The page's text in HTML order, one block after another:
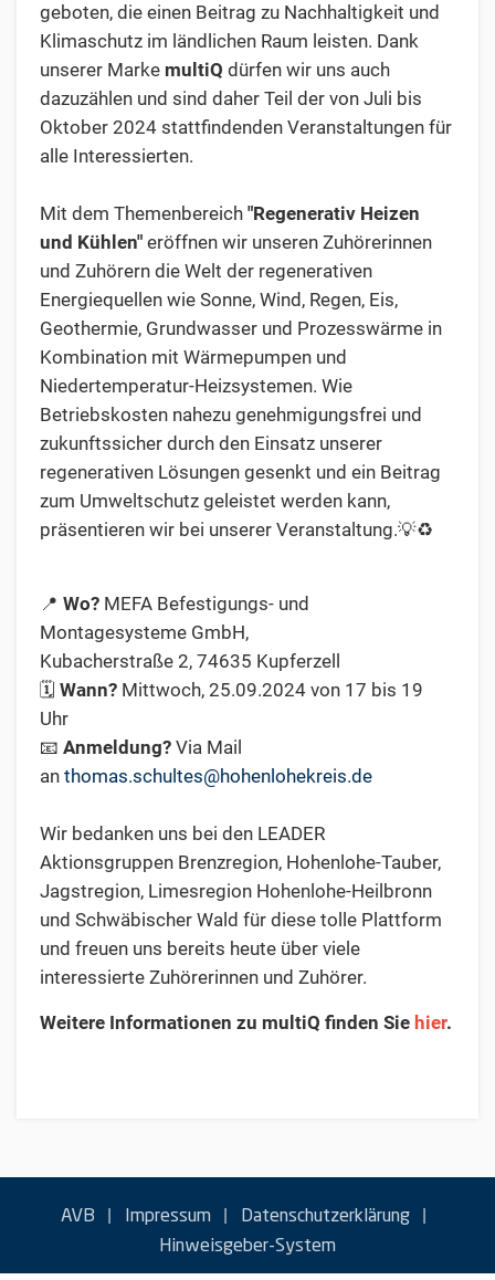
geboten, die einen Beitrag zu Nachhaltigkeit und
Klimaschutz im ländlichen Raum leisten. Dank
unserer Marke multiQ dürfen wir uns auch
dazuzählen und sind daher Teil der von Juli bis
Oktober 2024 stattfindenden Veranstaltungen für
alle Interessierten.
Mit dem Themenbereich"Regenerativ Heizen
und Kühlen" eröffnen wir unseren Zuhörerinnen
und Zuhörern die Welt der regenerativen
Energiequellen wie Sonne, Wind, Regen, Eis,
Geothermie, Grundwasser und Prozesswärme in
Kombination mit Wärmepumpen und
Niedertemperatur-Heizsystemen. Wie
Betriebskosten nahezu genehmigungsfrei und
zukunftssicher durch den Einsatz unserer
regenerativen Lösungen gesenkt und ein Beitrag
zum Umweltschutz geleistet werden kann,
präsentieren wir bei unserer Veranstaltung.💡♻️
📍Wo? MEFA Befestigungs- und
Montagesysteme GmbH,
Kubacherstraße 2, 74635 Kupferzell
🗓️Wann? Mittwoch, 25.09.2024 von 17 bis 19
Uhr
📧Anmeldung? Via Mail
anthomas.schultes@hohenlohekreis.de
Wir bedanken uns bei den LEADER
Aktionsgruppen Brenzregion, Hohenlohe-Tauber,
Jagstregion, Limesregion Hohenlohe-Heilbronn
und Schwäbischer Wald für diese tolle Plattform
und freuen uns bereits heute über viele
interessierte Zuhörerinnen und Zuhörer.
Weitere Informationen zu multiQ finden Sie hier.
AVB | Impressum | Datenschutzerklärung |
Hinweisgeber-System